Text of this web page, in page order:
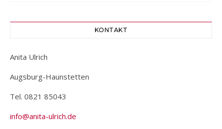
KONTAKT
Anita Ulrich
Augsburg-Haunstetten
Tel. 0821 85043
info@anita-ulrich.de